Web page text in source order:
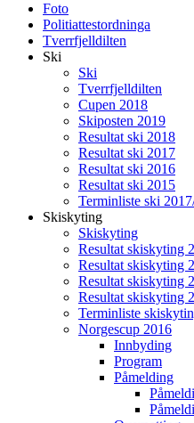
Foto
Politiattestordninga
Tverrfjelldilten
Ski
Ski
Tverrfjelldilten
Cupen 2018
Skiposten 2019
Resultat ski 2018
Resultat ski 2017
Resultat ski 2016
Resultat ski 2015
Terminliste ski
Skiskyting
Skiskyting
Resultat skiskyting
Resultat skiskyting
Resultat skiskyting
Resultat skiskyting
Terminliste
Norgescup 2016
Innbyding
Program
Påmelding